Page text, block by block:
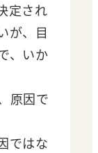
定され
が、目
、いか
原因で
ではな